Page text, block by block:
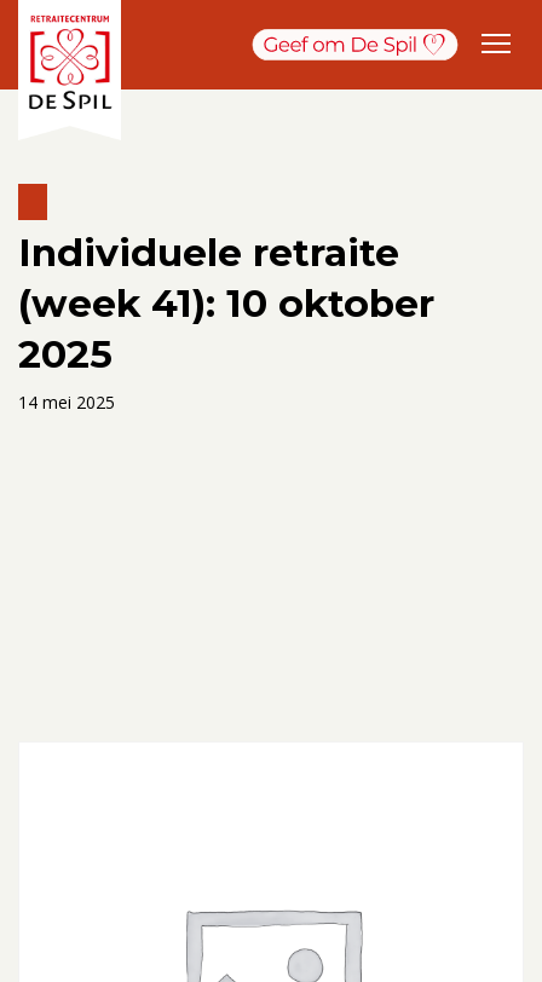
Individuele retraite
(week 41): 10 oktober
2025
14 mei 2025